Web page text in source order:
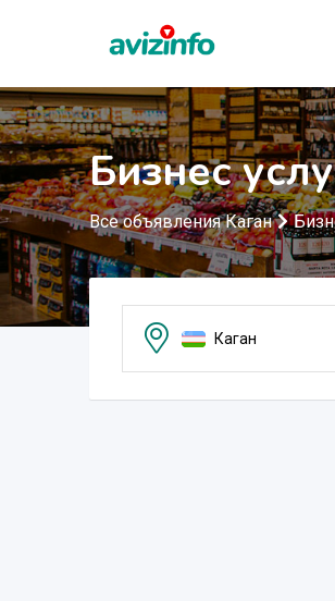
Бизнес
Все объявления Каган
Каган